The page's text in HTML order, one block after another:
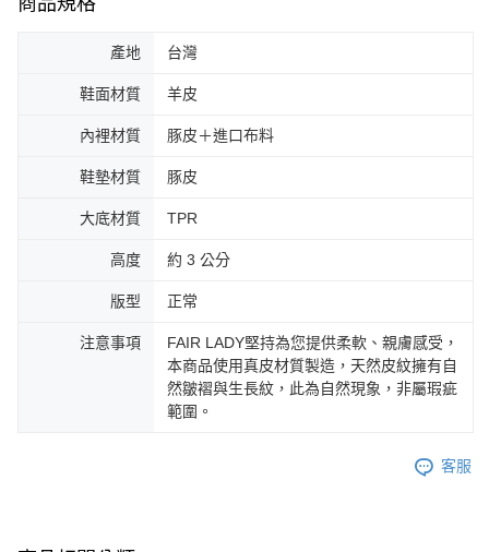
產地 台灣
鞋面材質 羊皮
內裡材質 豚皮＋進口布料
鞋墊材質 豚皮
大底材質 TPR
高度 約 3 公分
版型 正常
注意事項
FAIR LADY堅持為您提供柔軟、親膚感受，
本商品使用真皮材質製造，天然皮紋擁有自
然皺褶與生長紋，此為自然現象，非屬瑕疵
範圍。
客服